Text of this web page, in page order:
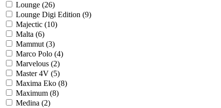
Lounge (26)
Lounge Digi Edition (9)
Majectic (10)
Malta (6)
Mammut (3)
Marco Polo (4)
Marvelous (2)
Master 4V (5)
Maxima Eko (8)
Maximum (8)
Medina (2)